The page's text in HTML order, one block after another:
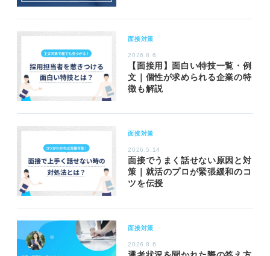
面接対策
2026.8.6
【面接用】面白い特技一覧・例
文｜個性が求められる企業の特
徴も解説
面接対策
2026.5.14
面接でうまく話せない原因と対
策｜就活のプロが緊張緩和のコ
ツを伝授
面接対策
2026.8.6